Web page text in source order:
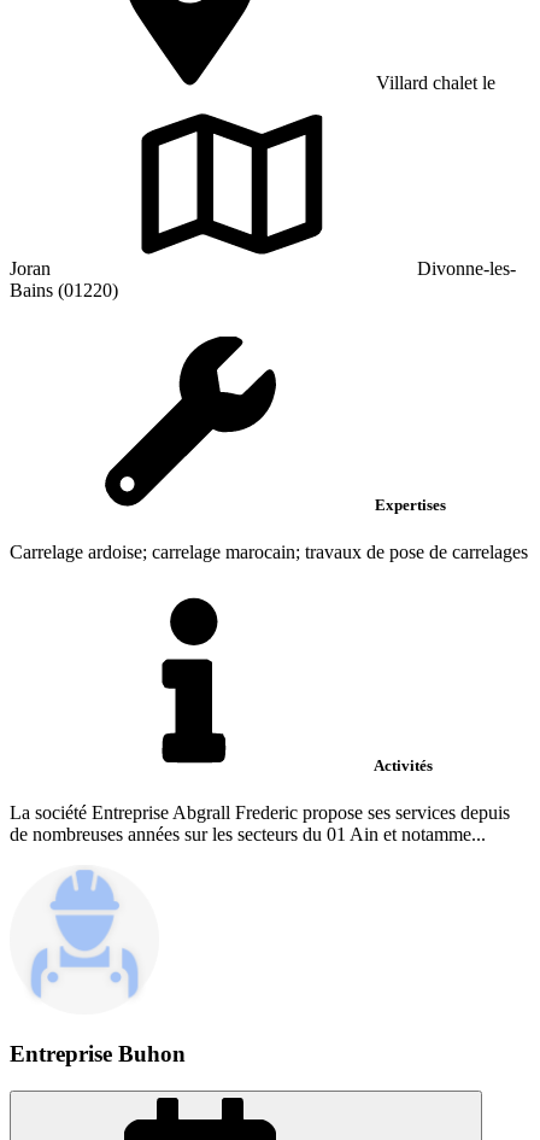
Villard chalet le
Joran
Divonne-les-
Bains (01220)
Expertises
Carrelage ardoise; carrelage marocain; travaux de pose de carrelages
Activités
La société Entreprise Abgrall Frederic propose ses services depuis
de nombreuses années sur les secteurs du 01 Ain et notamme...
Entreprise Buhon